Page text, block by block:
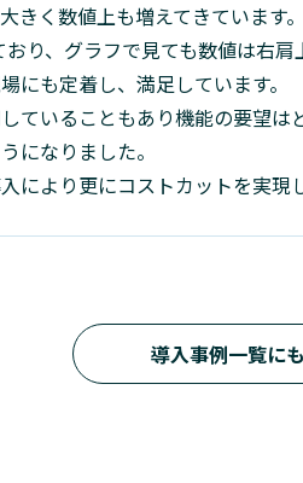
きく数値上も増えてきています。
り、グラフで見ても数値は右肩
にも定着し、満足しています。
ていることもあり機能の要望
になりました。
により更にコストカットを実
導入事例一覧に